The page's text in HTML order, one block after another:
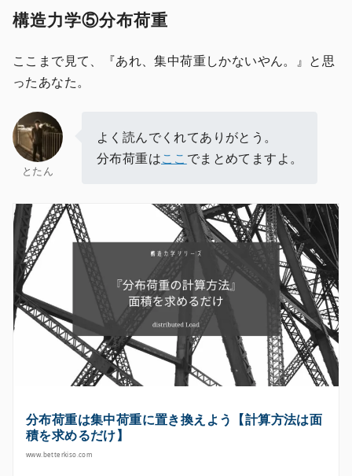
構造力学⑤分布荷重
ここまで見て、『あれ、集中荷重しかないやん。』と思
ったあなた。
とたん
よく読んでくれてありがとう。
分布荷重はここ でまとめてますよ。
分布荷重は集中荷重に置き換えよう【計算方法は面
積を求めるだけ】
www.betterkiso.com